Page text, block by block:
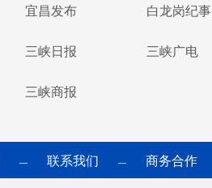
宜昌发布 白龙岗纪事
三峡日报 三峡广电
三峡商报
— 联系我们 — 商务合作